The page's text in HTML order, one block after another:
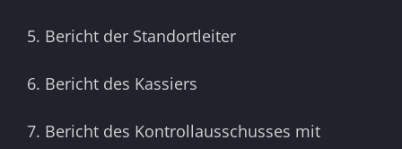
5. Bericht der Standortleiter
6. Bericht des Kassiers
7. Bericht des Kontrollausschusses mit